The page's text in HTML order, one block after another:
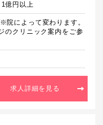
1億円以上
によって変わります。
のクリニック案内をご参
求人詳細を見る